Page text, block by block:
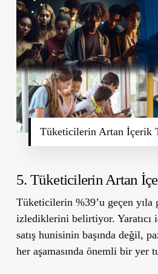
Tüketicilerin Artan İçerik
5. Tüketicilerin Artan
Tüketicilerin %39’u geçen yıla
izlediklerini belirtiyor. Yaratıcı
satış hunisinin başında değil,
her aşamasında önemli bir yer